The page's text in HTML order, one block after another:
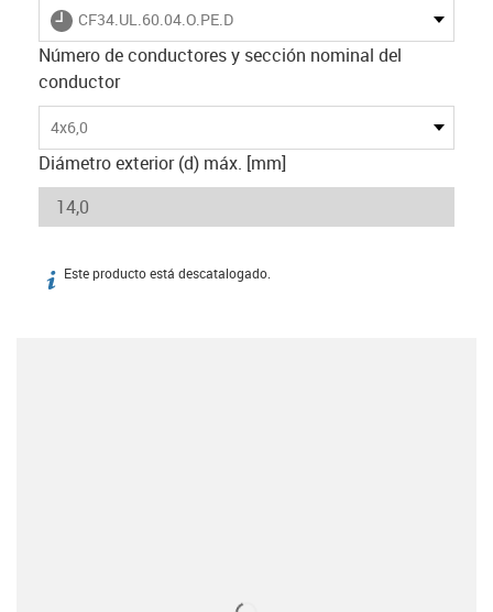
igus-icon-lieferzeit
CF34.UL.60.04.O.PE.D
Número de conductores y sección nominal del
conductor
4x6,0
Diámetro exterior (d) máx. [mm]
igus-icon-info
Este producto está descatalogado.